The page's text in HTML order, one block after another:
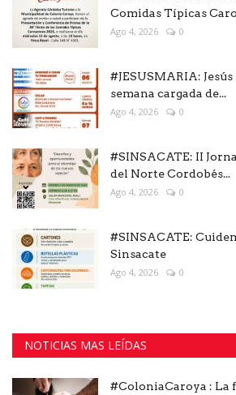
Comidas Típicas
Ago 4, 2026 0
#JESUSMARIA:
semana cargada de...
Ago 4, 2026 0
#SINSACATE: II
del Norte Cordobés...
Ago 4, 2026 0
#SINSACATE:
Sinsacate
Ago 4, 2026 0
NOTICIAS MAS LEÍDAS
#ColoniaCaroya : La